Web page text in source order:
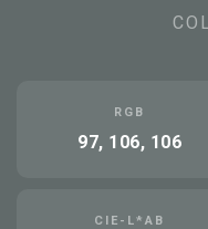
RGB
97, 106, 106
CIE-L*AB